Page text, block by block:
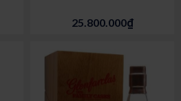
25.800.000₫